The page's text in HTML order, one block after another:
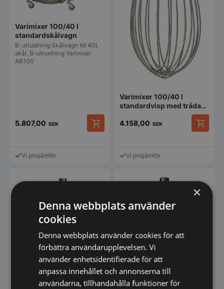
Varimixer 100/40 l
standardskålvagn
B-utrustning Skålvagn till 40L
skål, B-utrustning Varimixer
AR100
5.807,00 SEK
Vi prisjämför
Varimixer 100/40 l
standardvisp med trådar i
4.158,00 SEK
Vi prisjämför
×
Denna webbplats använder
cookies
Denna webbplats använder cookies för att
förbättra användarupplevelsen. Vi
använder enhetsidentifierade för att
anpassa innehållet och annonserna till
användarna, tillhandahålla funktioner för